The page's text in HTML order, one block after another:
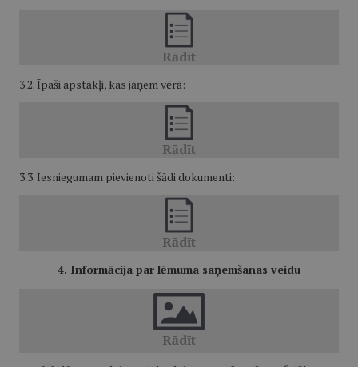
3.2. Īpaši apstākļi, kas jāņem vērā:
3.3. Iesniegumam pievienoti šādi dokumenti:
4. Informācija par lēmuma saņemšanas veidu